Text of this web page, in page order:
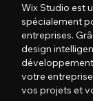
Wix Studio est
spécialement
entreprises.
design
votre
vos projets et